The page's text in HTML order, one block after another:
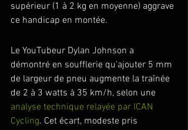
supérieur (1 à 2 kg en moyenne) aggrave
ce handicap en montée.
Le YouTubeur Dylan Johnson a
démontré en soufflerie qu'ajouter 5 mm
de largeur de pneu augmente la traînée
de 2 à 3 watts à 35 km/h, selon une
analyse technique relayée par ICAN
Cycling. Cet écart, modeste pris